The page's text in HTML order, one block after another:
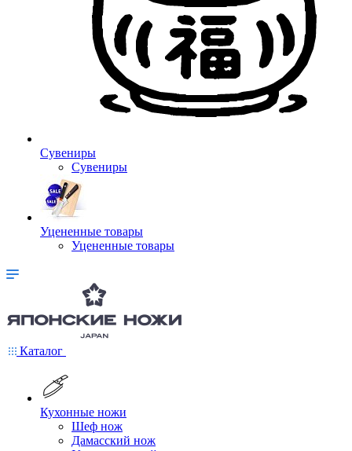
Сувениры
Сувениры
Уцененные товары
Уцененные товары
Каталог
Кухонные ножи
Шеф нож
Дамасский нож